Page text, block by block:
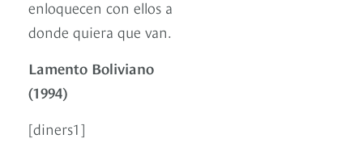
enloquecen con ellos a
donde quiera que van.
Lamento Boliviano
(1994)
[diners1]